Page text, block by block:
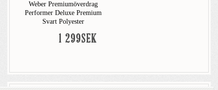
Weber Premiumöverdrag
Performer Deluxe Premium
Svart Polyester
1 299SEK